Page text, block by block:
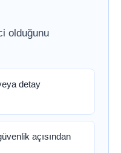
olduğunu
detay
açısından